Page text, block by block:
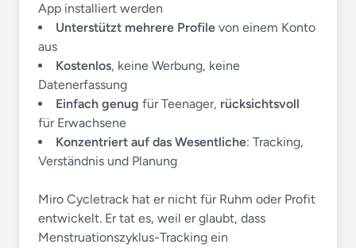
App installiert werden
Unterstützt mehrere Profile von einem Konto
aus
Kostenlos, keine Werbung, keine
Datenerfassung
Einfach genug für Teenager, rücksichtsvoll
für Erwachsene
Konzentriert auf das Wesentliche: Tracking,
Verständnis und Planung
Miro Cycletrack hat er nicht für Ruhm oder Profit
entwickelt. Er tat es, weil er glaubt, dass
Menstruationszyklus-Tracking ein